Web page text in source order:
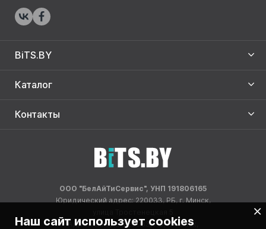
BiTS.BY
Каталог
Контакты
ООО "БелАйТиСервис", УНП 191806165
Юридический адрес: 220033, РБ, г. Минск,
Адрес склада: 220033, РБ, г. Минск,
Наш сайт использует cookies